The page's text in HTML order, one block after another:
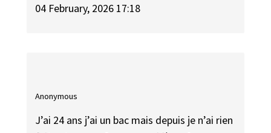
04 February, 2026 17:18
Anonymous
J’ai 24 ans j’ai un bac mais depuis je n’ai rien